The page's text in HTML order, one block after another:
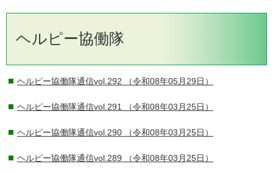
ヘルピー協働隊
ヘルピー協働隊通信vol.292 （令和08年05月29日）
ヘルピー協働隊通信vol.291 （令和08年03月25日）
ヘルピー協働隊通信vol.290 （令和08年03月25日）
ヘルピー協働隊通信vol.289 （令和08年03月25日）